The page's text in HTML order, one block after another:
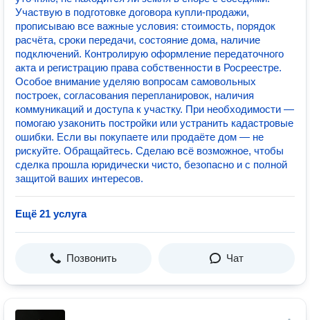
Участвую в подготовке договора купли-продажи,
прописываю все важные условия: стоимость, порядок
расчёта, сроки передачи, состояние дома, наличие
подключений. Контролирую оформление передаточного
акта и регистрацию права собственности в Росреестре.
Особое внимание уделяю вопросам самовольных
построек, согласования перепланировок, наличия
коммуникаций и доступа к участку. При необходимости —
помогаю узаконить постройки или устранить кадастровые
ошибки. Если вы покупаете или продаёте дом — не
рискуйте. Обращайтесь. Сделаю всё возможное, чтобы
сделка прошла юридически чисто, безопасно и с полной
защитой ваших интересов.
Ещё 21 услуга
Позвонить Чат